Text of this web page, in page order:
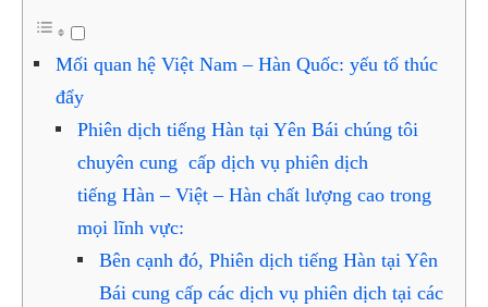
Mối quan hệ Việt Nam – Hàn Quốc: yếu tố thúc
đẩy
Phiên dịch tiếng Hàn tại Yên Bái chúng tôi
chuyên cung cấp dịch vụ phiên dịch
tiếng Hàn – Việt – Hàn chất lượng cao trong
mọi lĩnh vực:
Bên cạnh đó, Phiên dịch tiếng Hàn tại Yên
Bái cung cấp các dịch vụ phiên dịch tại các